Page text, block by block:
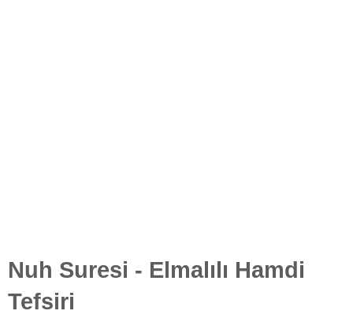
Nuh Suresi - Elmalılı Hamdi
Tefsiri